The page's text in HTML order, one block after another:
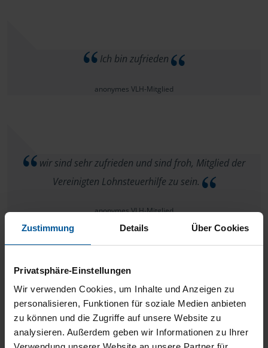
Zustimmung Details Über Cookies
Privatsphäre-Einstellungen
Wir verwenden Cookies, um Inhalte und Anzeigen zu
personalisieren, Funktionen für soziale Medien anbieten
zu können und die Zugriffe auf unsere Website zu
analysieren. Außerdem geben wir Informationen zu Ihrer
Ich bin zufrieden
anonymes VLH-Mitglied
wir sind sehr zufrieden und sind froh, Mitglied der
Vereinigten Lohnsteuerhilfe zu sein.
anonymes VLH-Mitglied
Besser geht es nicht !!!!
anonymes VLH-Mitglied